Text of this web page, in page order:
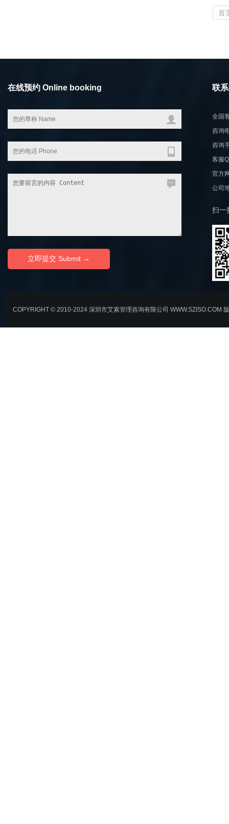
首
在线预约 Online booking 联
全国
咨询
咨询
客服
官方
公司
扫一
COPYRIGHT © 2010-2024 深圳市艾索管理咨询有限公司 WWW.SZISO.COM